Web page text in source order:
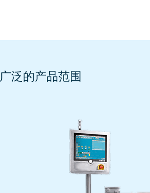
广泛的产品范围